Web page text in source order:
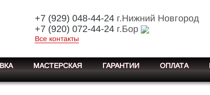
+7 (929) 048-44-24г.Нижний Новгород
+7 (920) 072-44-24г.Бор
Все контакты
МАСТЕРСКАЯ ГАРАНТИИ ОПЛАТА